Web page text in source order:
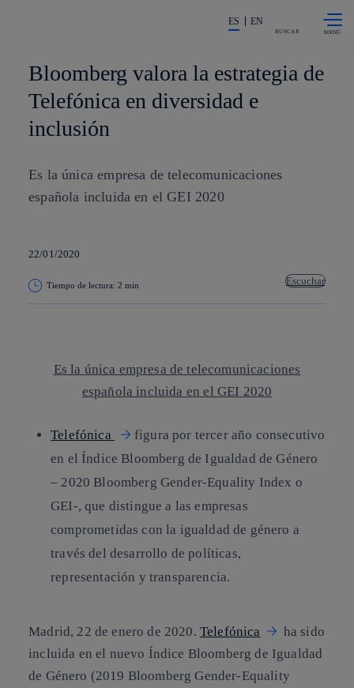
La acción en accionistas e
ES EN
BUSCAR
Bloomberg valora la estrategia de
Telefónica en diversidad e
inclusión
Es la única empresa de telecomunicaciones
española incluida en el GEI 2020
22/01/2020
Tiempo de lectura: 2 min Escuchar
Es la única empresa de telecomunicaciones
española incluida en el GEI 2020
Telefónica
figura por tercer año consecutivo
en el Índice Bloomberg de Igualdad de Género
– 2020 Bloomberg Gender-Equality Index o
GEI-, que distingue a las empresas
comprometidas con la igualdad de género a
través del desarrollo de políticas,
representación y transparencia.
Madrid, 22 de enero de 2020. Telefónica
ha sido
incluida en el nuevo Índice Bloomberg de Igualdad
de Género (2019 Bloomberg Gender-Equality